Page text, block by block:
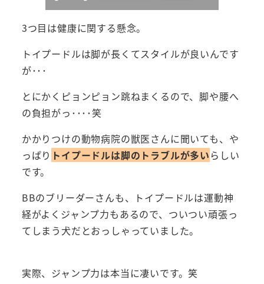
3つ目は健康に関する懸念。
トイプードルは脚が長くてスタイルが良いんです
が･･･
とにかくピョンピョン跳ねまくるので、脚や腰へ
の負担がっ････笑
かかりつけの動物病院の獣医さんに聞いても、や
っぱり トイプードルは脚のトラブルが多い らしい
です。
BBのブリーダーさんも、トイプードルは運動神
経がよくジャンプ力もあるので、ついつい頑張っ
てしまう犬だとおっしゃっていました。
実際、ジャンプ力は本当に凄いです。笑